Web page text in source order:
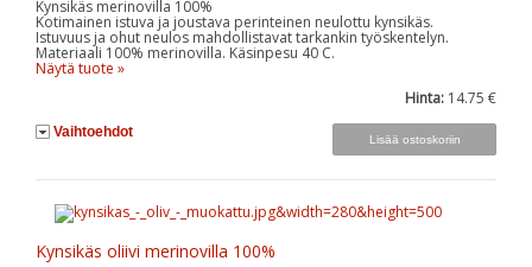
Kynsikäs merinovilla 100%
Kotimainen istuva ja joustava perinteinen neulottu kynsikäs.
Istuvuus ja ohut neulos mahdollistavat tarkankin työskentelyn.
Materiaali 100% merinovilla. Käsinpesu 40 C.
Näytä tuote »
Hinta: 14.75 €
Vaihtoehdot
Kynsikäs oliivi merinovilla 100%